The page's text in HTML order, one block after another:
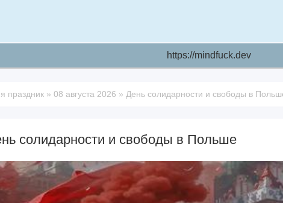
https://mindfuck.dev
праздник » 08 августа 2026 » День солидарности и свободы в
солидарности и свободы в Польше